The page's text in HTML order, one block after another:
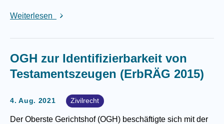
Weiterlesen
OGH zur Identifizierbarkeit von
Testamentszeugen (ErbRÄG 2015)
4. Aug. 2021 Zivilrecht
Der Oberste Gerichtshof (OGH) beschäftigte sich mit der